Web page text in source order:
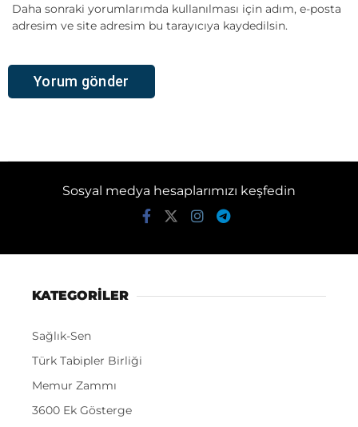
Daha sonraki yorumlarımda kullanılması için adım, e-posta
adresim ve site adresim bu tarayıcıya kaydedilsin.
Sosyal medya hesaplarımızı keşfedin
KATEGORİLER
Sağlık-Sen
Türk Tabipler Birliği
Memur Zammı
3600 Ek Gösterge